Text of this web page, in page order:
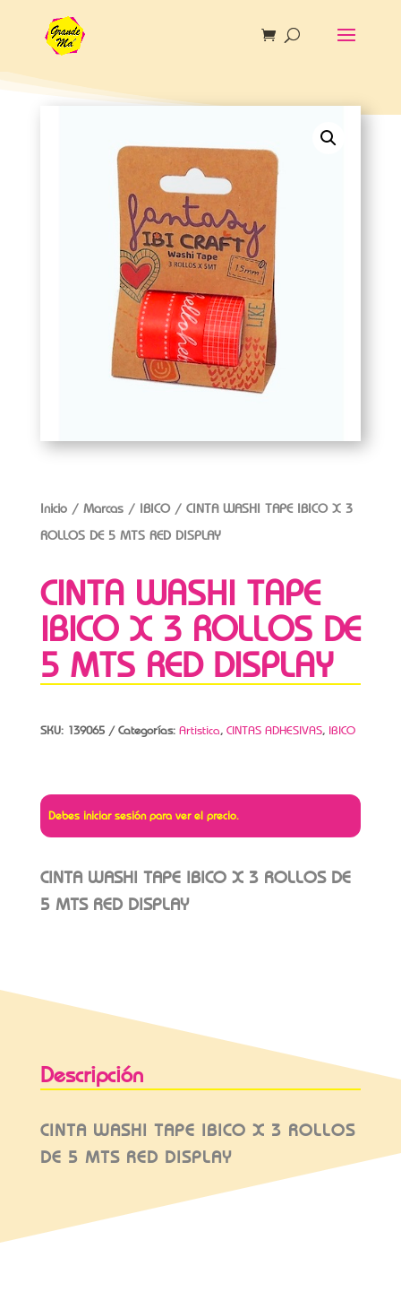
Inicio/ Marcas/ IBICO/ CINTA WASHI TAPE IBICO X 3
ROLLOS DE 5 MTS RED DISPLAY
CINTA WASHI TAPE
IBICO X 3 ROLLOS DE
5 MTS RED DISPLAY
SKU: 139065 Categorías: Artistica, CINTAS ADHESIVAS, IBICO
Debes iniciar sesión para ver el precio.
CINTA WASHI TAPE IBICO X 3 ROLLOS DE
5 MTS RED DISPLAY
Descripción
CINTA WASHI TAPE IBICO X 3 ROLLOS
DE 5 MTS RED DISPLAY